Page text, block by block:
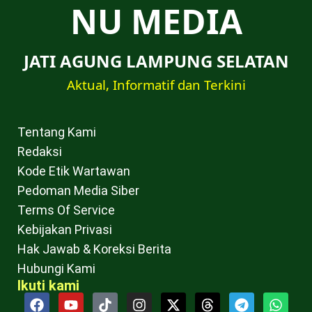
NU MEDIA
JATI AGUNG LAMPUNG SELATAN
Aktual, Informatif dan Terkini
Tentang Kami
Redaksi
Kode Etik Wartawan
Pedoman Media Siber
Terms Of Service
Kebijakan Privasi
Hak Jawab & Koreksi Berita
Hubungi Kami
Ikuti kami